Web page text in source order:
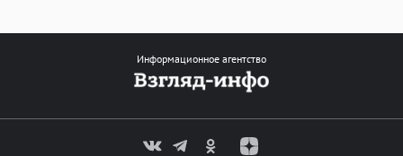
Информационное агентство